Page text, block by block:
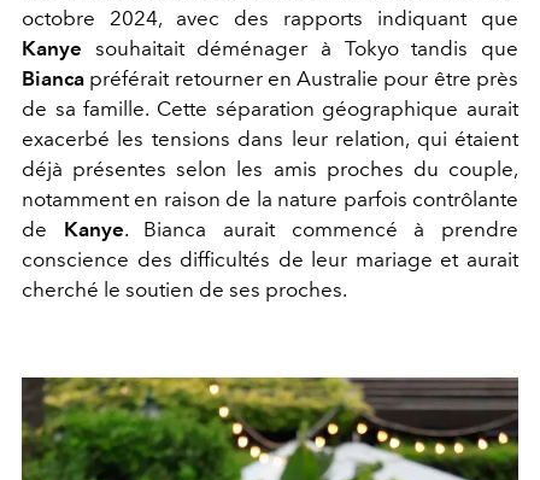
octobre 2024, avec des rapports indiquant que
Kanye souhaitait déménager à Tokyo tandis que
Bianca préférait retourner en Australie pour être près
de sa famille. Cette séparation géographique aurait
exacerbé les tensions dans leur relation, qui étaient
déjà présentes selon les amis proches du couple,
notamment en raison de la nature parfois contrôlante
de Kanye. Bianca aurait commencé à prendre
conscience des difficultés de leur mariage et aurait
cherché le soutien de ses proches.